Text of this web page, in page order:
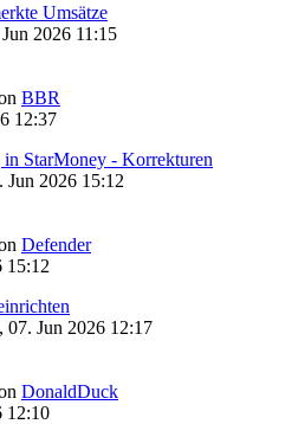
Umsätze
2026 11:15
BBR
12:37
StarMoney - Korrekturen
Jun 2026 15:12
Defender
15:12
07. Jun 2026 12:17
DonaldDuck
12:10